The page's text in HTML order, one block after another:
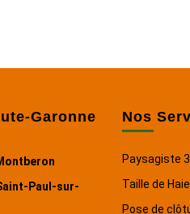
Garonne
Paul-sur-
Nos
Paysagiste
Taille de
Pose de